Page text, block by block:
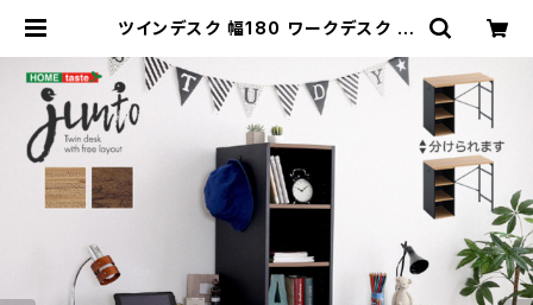
ツインデスク 幅180 ワークデスク パ
ク オフィスデスク ヴィンテージ 新生
活 模様替え | 家具テイスト